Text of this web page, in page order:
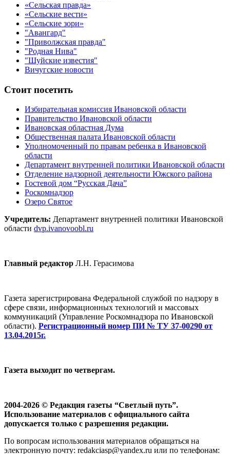
«Сельская правда»
«Сельские вести»
«Сельские зори»
"Авангард"
"Приволжская правда"
"Родная Нива"
"Шуйские известия"
Вичугские новости
Стоит посетить
Избирательная комиссия Ивановской области
Правительство Ивановской области
Ивановская областная Дума
Общественная палата Ивановской области
Уполномоченный по правам ребенка в Ивановской
области
Департамент внутренней политики Ивановской области
Отделение надзорной деятельности Южского района
Гостевой дом “Русская Дача”
Роскомнадзор
Озеро Святое
Учредитель: Департамент внутренней политики Ивановской
области dvp.ivanovoobl.ru
Главный редактор Л.Н. Герасимова
Газета зарегистрирована Федеральной службой по надзору в
сфере связи, информационных технологий и массовых
коммуникаций (Управление Роскомнадзора по Ивановской
области). Регистрационный номер ПИ № ТУ 37-00290 от
13.04.2015г.
Газета выходит по четвергам.
2004-2026 © Редакция газеты “Светлый путь”.
Использование материалов с официального сайта
допускается только с разрешения редакции.
По вопросам использования материалов обращаться на
электронную почту: redakciasp@yandex.ru или по телефонам: